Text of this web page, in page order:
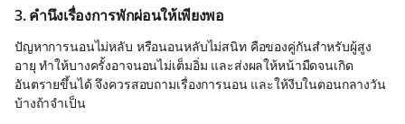
3. คำนึงเรื่องการพักผ่อนให้เพียงพอ
ปัญหาการนอนไม่หลับ หรือนอนหลับไม่สนิท คือของคู่กันสำหรับผู้สูง
อายุ ทำให้บางครั้งอาจนอนไม่เต็มอิ่ม และส่งผลให้หน้ามืดจนเกิด
อันตรายขึ้นได้ จึงควรสอบถามเรื่องการนอน และให้งีบในตอนกลางวัน
บ้างถ้าจำเป็น